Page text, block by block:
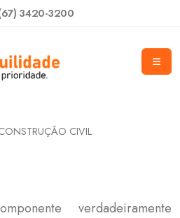
3420-3200
CIVIL
verdadeiramente